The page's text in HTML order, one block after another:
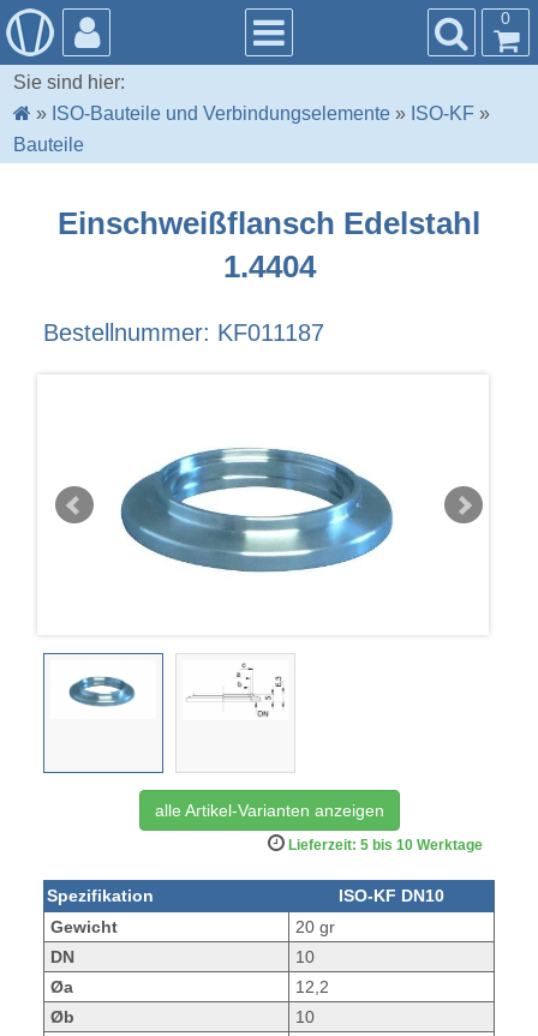
0
Sie sind hier:
» ISO-Bauteile und Verbindungselemente » ISO-KF »
Bauteile
Einschweißflansch Edelstahl
1.4404
Bestellnummer: KF011187
alle Artikel-Varianten anzeigen
Lieferzeit: 5 bis 10 Werktage
Spezifikation
ISO-KF DN10
Gewicht
20 gr
DN
10
Øa
12,2
Øb
10